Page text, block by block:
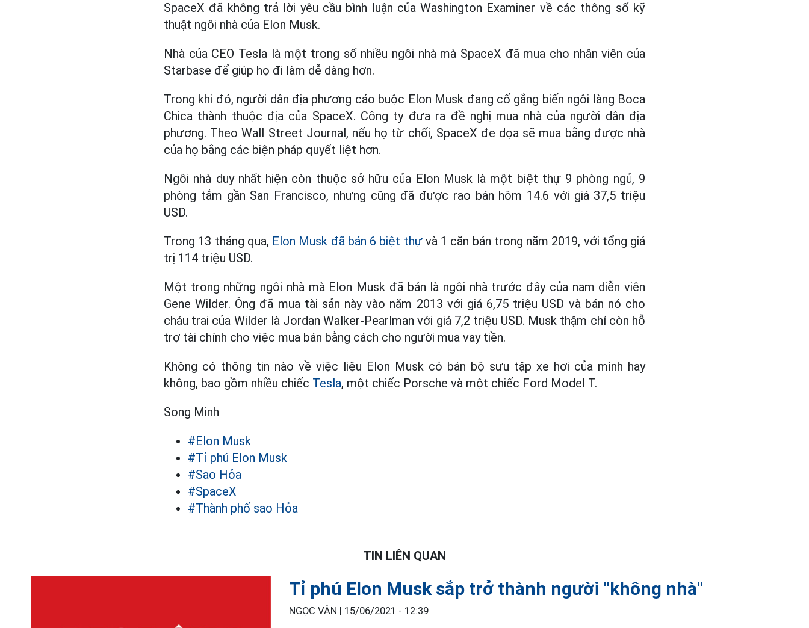
SpaceX đã không trả lời yêu cầu bình luận của Washington Examiner về các thông số kỹ
thuật ngôi nhà của Elon Musk.
Nhà của CEO Tesla là một trong số nhiều ngôi nhà mà SpaceX đã mua cho nhân viên của
Starbase để giúp họ đi làm dễ dàng hơn.
Trong khi đó, người dân địa phương cáo buộc Elon Musk đang cố gắng biến ngôi làng Boca
Chica thành thuộc địa của SpaceX. Công ty đưa ra đề nghị mua nhà của người dân địa
phương. Theo Wall Street Journal, nếu họ từ chối, SpaceX đe dọa sẽ mua bằng được nhà
của họ bằng các biện pháp quyết liệt hơn.
Ngôi nhà duy nhất hiện còn thuộc sở hữu của Elon Musk là một biệt thự 9 phòng ngủ, 9
phòng tắm gần San Francisco, nhưng cũng đã được rao bán hôm 14.6 với giá 37,5 triệu
USD.
Trong 13 tháng qua, Elon Musk đã bán 6 biệt thựvà 1 căn bán trong năm 2019, với tổng giá
trị 114 triệu USD.
Một trong những ngôi nhà mà Elon Musk đã bán là ngôi nhà trước đây của nam diễn viên
Gene Wilder. Ông đã mua tài sản này vào năm 2013 với giá 6,75 triệu USD và bán nó cho
cháu trai của Wilder là Jordan Walker-Pearlman với giá 7,2 triệu USD. Musk thậm chí còn hỗ
trợ tài chính cho việc mua bán bằng cách cho người mua vay tiền.
Không có thông tin nào về việc liệu Elon Musk có bán bộ sưu tập xe hơi của mình hay
không, bao gồm nhiều chiếc Tesla, một chiếc Porsche và một chiếc Ford Model T.
Song Minh
#Elon Musk
#Tỉ phú Elon Musk
#Sao Hỏa
#SpaceX
#Thành phố sao Hỏa
TIN LIÊN QUAN
Tỉ phú Elon Musk sắp trở thành người "không nhà"
NGỌC VÂN | 15/06/2021 - 12:39